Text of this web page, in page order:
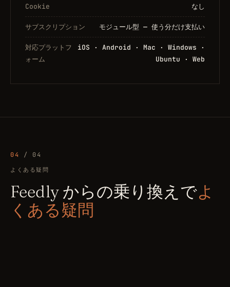
Cookie なし
サブスクリプション モジュール型 — 使う分だけ支払い
対応プラットフ
ォーム
iOS · Android · Mac · Windows ·
Ubuntu · Web
04 / 04
よくある疑問
Feedly からの乗り換えでよ
くある疑問